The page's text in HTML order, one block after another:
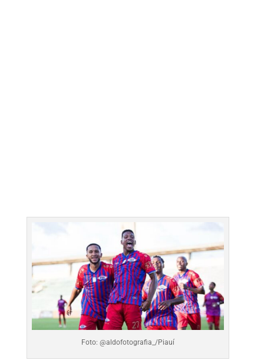
Foto: @aldofotografia_/Piauí